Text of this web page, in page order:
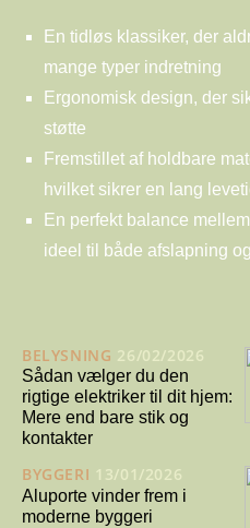
En tidløs klassiker, der
mange typer indretning
Ergonomisk design, der
støtte
Fremstillet af holdbare
hvilket sikrer en lang
En perfekt balance
ideel til både afslapning
BELYSNING 26/02/2026
Sådan vælger du den
rigtige elektriker til dit hjem:
Mere end bare stik og
kontakter
BYGGERI 13/01/2026
Aluporte vinder frem i
moderne byggeri